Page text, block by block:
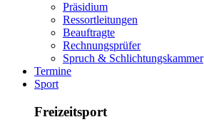
Präsidium
Ressortleitungen
Beauftragte
Rechnungsprüfer
Spruch & Schlichtungskammer
Termine
Sport
Freizeitsport